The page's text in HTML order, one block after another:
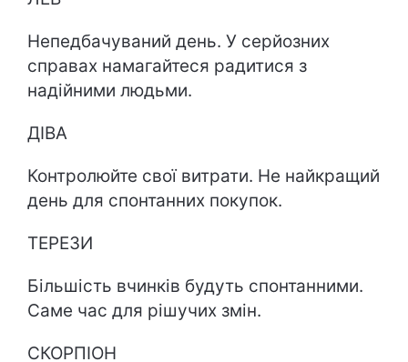
Непедбачуваний день. У серйозних
справах намагайтеся радитися з
надійними людьми.
ДІВА
Контролюйте свої витрати. Не найкращий
день для спонтанних покупок.
ТЕРЕЗИ
Більшість вчинків будуть спонтанними.
Саме час для рішучих змін.
СКОРПІОН